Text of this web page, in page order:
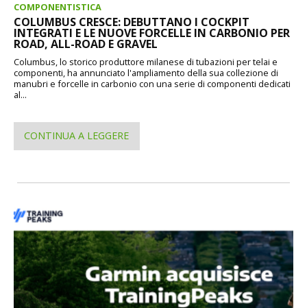
COMPONENTISTICA
COLUMBUS CRESCE: DEBUTTANO I COCKPIT
INTEGRATI E LE NUOVE FORCELLE IN CARBONIO PER
ROAD, ALL-ROAD E GRAVEL
Columbus, lo storico produttore milanese di tubazioni per telai e
componenti, ha annunciato l'ampliamento della sua collezione di
manubri e forcelle in carbonio con una serie di componenti dedicati
al...
CONTINUA A LEGGERE